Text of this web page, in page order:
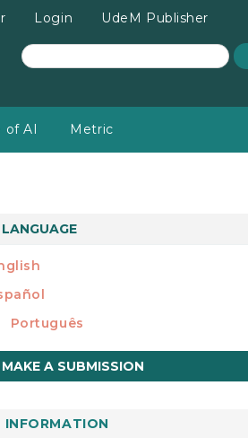
Login UdeM Publisher
of AI Metric
LANGUAGE
Português
MAKE A SUBMISSION
INFORMATION